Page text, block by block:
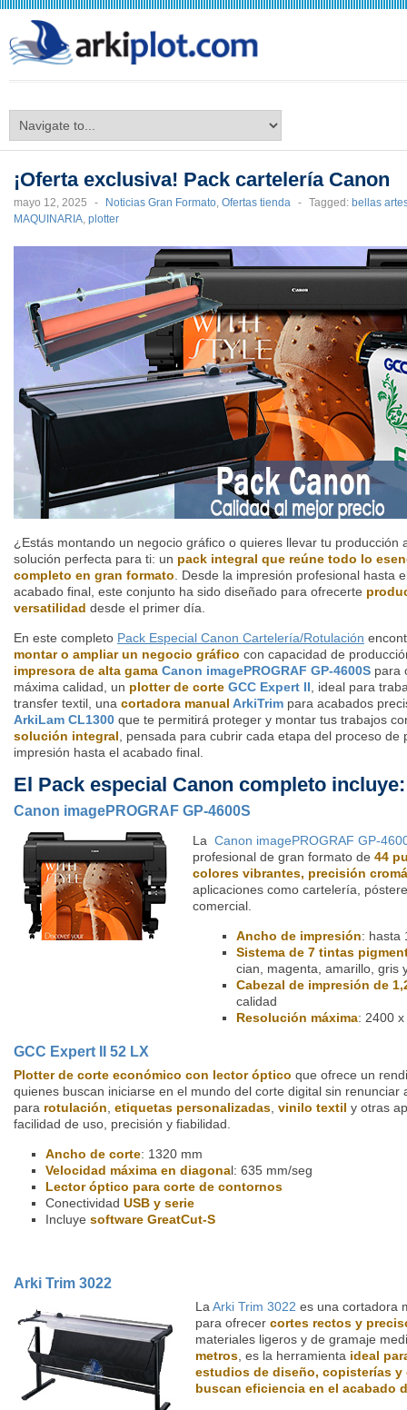
¡Oferta exclusiva! Pack cartelería Canon
mayo 12, 2025 - Noticias Gran Formato, Ofertas tienda - Tagged: bellas
MAQUINARIA, plotter
¿Estás montando un negocio gráfico o quieres llevar tu producción
solución perfecta para ti: un pack integral que reúne todo lo
completo en gran formato. Desde la impresión profesional hasta
acabado final, este conjunto ha sido diseñado para ofrecerte
versatilidad desde el primer día.
En este completo Pack Especial Canon Cartelería/Rotulación
montar o ampliar un negocio gráfico con capacidad de
impresora de alta gama Canon imagePROGRAF GP-4600S para
máxima calidad, un plotter de corte GCC Expert II, ideal para
transfer textil, una cortadora manual ArkiTrim para acabados
ArkiLam CL1300 que te permitirá proteger y montar tus trabajos
solución integral, pensada para cubrir cada etapa del proceso de
impresión hasta el acabado final.
El Pack especial Canon completo incluye:
Canon imagePROGRAF GP-4600S
La Canon imagePROGRAF GP-
profesional de gran formato de 44
colores vibrantes, precisión
aplicaciones como cartelería,
comercial.
Ancho de impresión: hasta
Sistema de 7 tintas
cian, magenta, amarillo, gris
Cabezal de impresión de
calidad
Resolución máxima: 2400
GCC Expert II 52 LX
Plotter de corte económico con lector óptico que ofrece un
quienes buscan iniciarse en el mundo del corte digital sin renunciar
para rotulación, etiquetas personalizadas, vinilo textil y otras
facilidad de uso, precisión y fiabilidad.
Ancho de corte: 1320 mm
Velocidad máxima en diagonal: 635 mm/seg
Lector óptico para corte de contornos
Conectividad USB y serie
Incluye software GreatCut-S
Arki Trim 3022
LaArki Trim 3022 es una cortadora
para ofrecer cortes rectos y
materiales ligeros y de gramaje
metros, es la herramienta ideal
estudios de diseño, copisterías y
buscan eficiencia en el acabado